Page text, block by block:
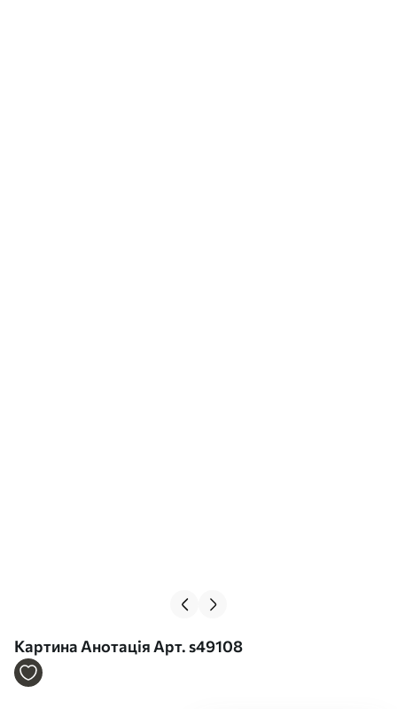
Картина Анотація Арт. s49108